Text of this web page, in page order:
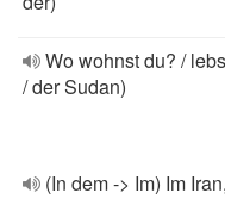
Wo wohnst du? /
/ der Sudan)
(In dem -> Im) Im